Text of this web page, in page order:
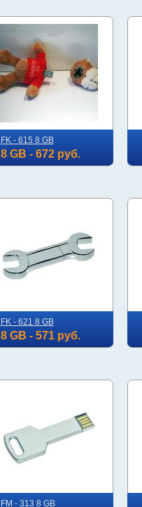
FK - 615 8 GB
8 GB - 672 руб.
FK - 621 8 GB
8 GB - 571 руб.
FM - 313 8 GB